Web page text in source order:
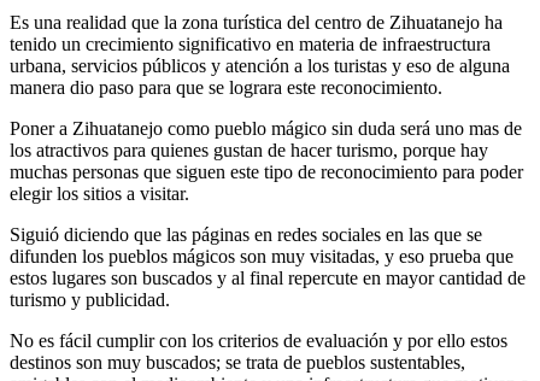
Es una realidad que la zona turística del centro de Zihuatanejo ha
tenido un crecimiento significativo en materia de infraestructura
urbana, servicios públicos y atención a los turistas y eso de alguna
manera dio paso para que se lograra este reconocimiento.
Poner a Zihuatanejo como pueblo mágico sin duda será uno mas de
los atractivos para quienes gustan de hacer turismo, porque hay
muchas personas que siguen este tipo de reconocimiento para poder
elegir los sitios a visitar.
Siguió diciendo que las páginas en redes sociales en las que se
difunden los pueblos mágicos son muy visitadas, y eso prueba que
estos lugares son buscados y al final repercute en mayor cantidad de
turismo y publicidad.
No es fácil cumplir con los criterios de evaluación y por ello estos
destinos son muy buscados; se trata de pueblos sustentables,